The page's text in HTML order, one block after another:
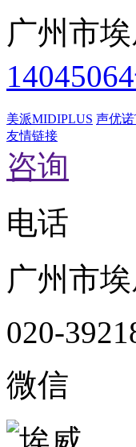
广州市
美派MIDIPLUS 声优
友情链接
咨询
电话
广州市
020-
微信